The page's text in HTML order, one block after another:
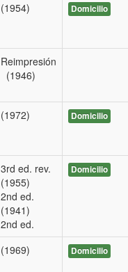
(1954) Domicilio
Reimpresión
(1946)
(1972) Domicilio
3rd ed. rev.
(1955)
2nd ed.
(1941)
2nd ed.
Domicilio
(1969) Domicilio